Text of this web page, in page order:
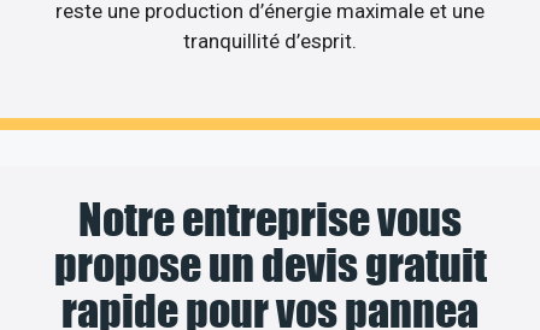
reste une production d’énergie maximale et une
tranquillité d’esprit.
Notre entreprise vous
propose un devis gratuit
rapide pour vos pannea